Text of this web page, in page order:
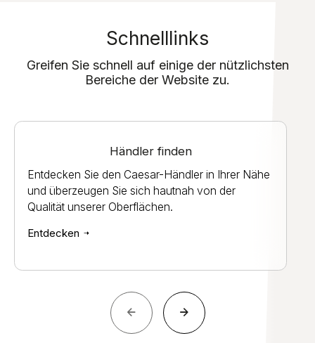
Schnelllinks
Greifen Sie schnell auf einige der nützlichsten
Bereiche der Website zu.
Händler finden
Entdecken Sie den Caesar-Händler in Ihrer Nähe
und überzeugen Sie sich hautnah von der
Qualität unserer Oberflächen.
Entdecken